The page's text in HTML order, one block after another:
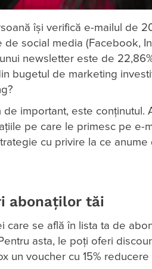
își verifică e-mailul de
social media (Facebook,
newsletter este de
bugetul de marketing
important, este conținutul.
pe care le primesc pe e-
cu privire la ce
abonaților tăi
care se află în lista ta de
asta, le poți oferi
un voucher cu 15%